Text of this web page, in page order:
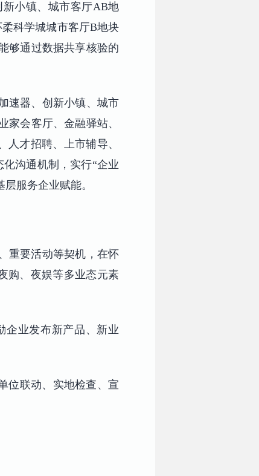
小镇、城市客厅AB地
科学城城市客厅B地块
够通过数据共享核验的
速器、创新小镇、城市
会客厅、金融驿站、
才招聘、上市辅导、
沟通机制，实行“企业
服务企业赋能。
重要活动等契机，在怀
购、夜娱等多业态元素
企业发布新产品、新业
位联动、实地检查、宣